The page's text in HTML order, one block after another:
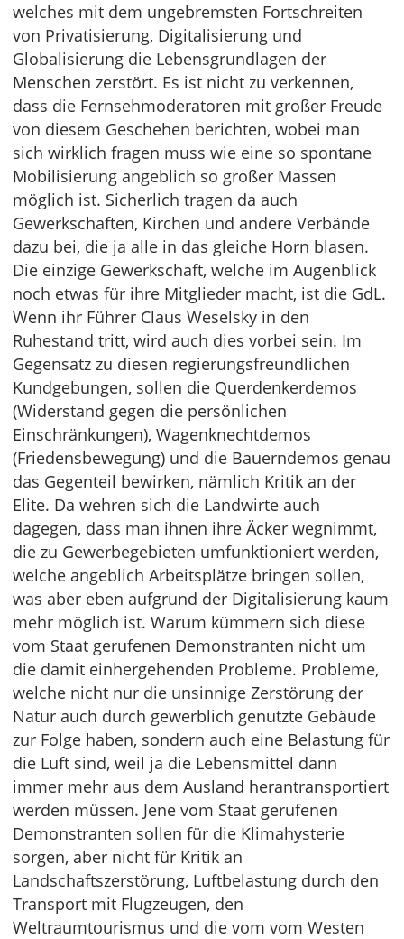
welches mit dem ungebremsten Fortschreiten
von Privatisierung, Digitalisierung und
Globalisierung die Lebensgrundlagen der
Menschen zerstört. Es ist nicht zu verkennen,
dass die Fernsehmoderatoren mit großer Freude
von diesem Geschehen berichten, wobei man
sich wirklich fragen muss wie eine so spontane
Mobilisierung angeblich so großer Massen
möglich ist. Sicherlich tragen da auch
Gewerkschaften, Kirchen und andere Verbände
dazu bei, die ja alle in das gleiche Horn blasen.
Die einzige Gewerkschaft, welche im Augenblick
noch etwas für ihre Mitglieder macht, ist die GdL.
Wenn ihr Führer Claus Weselsky in den
Ruhestand tritt, wird auch dies vorbei sein. Im
Gegensatz zu diesen regierungsfreundlichen
Kundgebungen, sollen die Querdenkerdemos
(Widerstand gegen die persönlichen
Einschränkungen), Wagenknechtdemos
(Friedensbewegung) und die Bauerndemos genau
das Gegenteil bewirken, nämlich Kritik an der
Elite. Da wehren sich die Landwirte auch
dagegen, dass man ihnen ihre Äcker wegnimmt,
die zu Gewerbegebieten umfunktioniert werden,
welche angeblich Arbeitsplätze bringen sollen,
was aber eben aufgrund der Digitalisierung kaum
mehr möglich ist. Warum kümmern sich diese
vom Staat gerufenen Demonstranten nicht um
die damit einhergehenden Probleme. Probleme,
welche nicht nur die unsinnige Zerstörung der
Natur auch durch gewerblich genutzte Gebäude
zur Folge haben, sondern auch eine Belastung für
die Luft sind, weil ja die Lebensmittel dann
immer mehr aus dem Ausland herantransportiert
werden müssen. Jene vom Staat gerufenen
Demonstranten sollen für die Klimahysterie
sorgen, aber nicht für Kritik an
Landschaftszerstörung, Luftbelastung durch den
Transport mit Flugzeugen, den
Weltraumtourismus und die vom vom Westen